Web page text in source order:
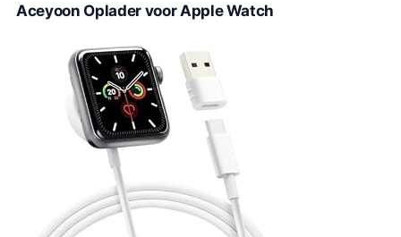
Aceyoon Oplader voor Apple Watch